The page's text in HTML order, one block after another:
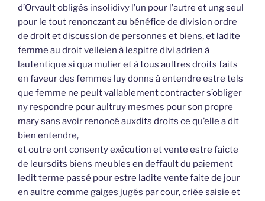
d’Orvault obligés insolidivy l’un pour l’autre et ung seul
pour le tout renonczant au bénéfice de division ordre
de droit et discussion de personnes et biens, et ladite
femme au droit velleien à lespitre divi adrien à
lautentique si qua mulier et à tous aultres droits faits
en faveur des femmes luy donns à entendre estre tels
que femme ne peult vallablement contracter s’obliger
ny respondre pour aultruy mesmes pour son propre
mary sans avoir renoncé auxdits droits ce qu’elle a dit
bien entendre,
et outre ont consenty exécution et vente estre faicte
de leursdits biens meubles en deffault du paiement
ledit terme passé pour estre ladite vente faite de jour
en aultre comme gaiges jugés par cour, criée saisie et